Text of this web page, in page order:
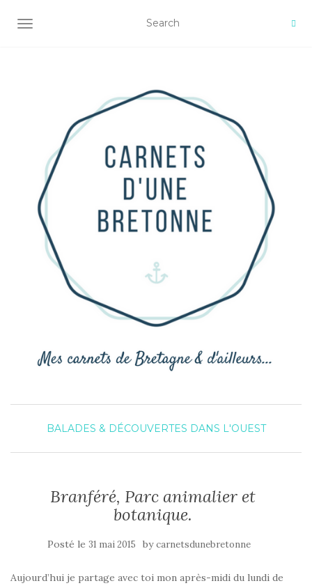
AFFICHER/MASQUER LA NAVIGATION
BALADES & DÉCOUVERTES DANS L'OUEST
Branféré, Parc animalier et
botanique.
Posté le 31 mai 2015 bycarnetsdunebretonne
Aujourd’hui je partage avec toi mon après-midi du lundi de